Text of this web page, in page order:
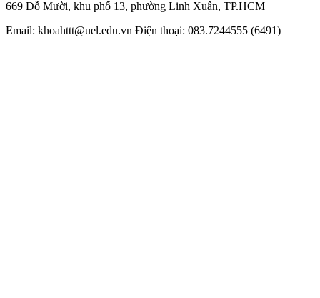
669 Đỗ Mười, khu phố 13, phường Linh Xuân, TP.HCM
Email: khoahttt@uel.edu.vn Điện thoại: 083.7244555 (6491)